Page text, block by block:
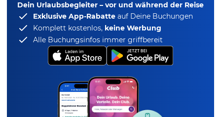
Dein Urlaubsbegleiter – vor und während der Reise
Exklusive App-Rabatte auf Deine Buchungen
Komplett kostenlos, keine Werbung
Alle Buchungsinfos immer griffbereit